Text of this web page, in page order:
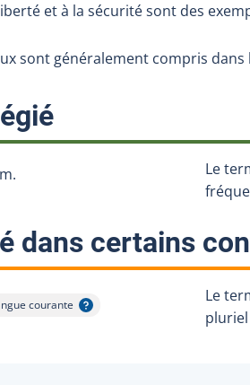
et à la sécurité sont des
sont généralement compris dans
:
Le
dans certains
courante
l'infobulle
Le
pluriel